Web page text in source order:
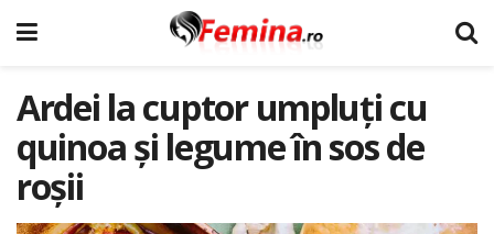
Ardei la cuptor umpluți cu
quinoa și legume în sos de
roșii